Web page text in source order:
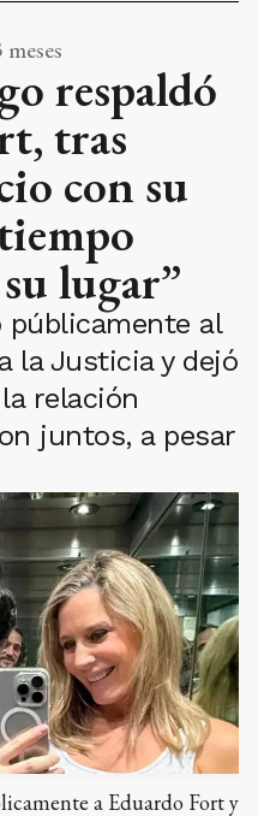
respaldó
tras
con su
lugar”
públicamente al
la Justicia y dejó
relación
juntos, a pesar
a Eduardo Fort y